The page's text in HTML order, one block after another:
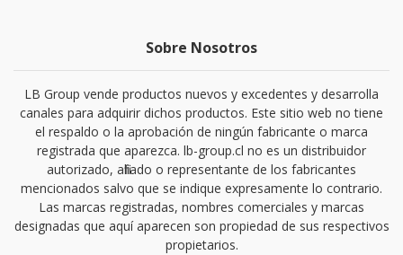
Sobre Nosotros
LB Group vende productos nuevos y excedentes y desarrolla
canales para adquirir dichos productos. Este sitio web no tiene
el respaldo o la aprobación de ningún fabricante o marca
registrada que aparezca. lb-group.cl no es un distribuidor
autorizado, afiliado o representante de los fabricantes
mencionados salvo que se indique expresamente lo contrario.
Las marcas registradas, nombres comerciales y marcas
designadas que aquí aparecen son propiedad de sus respectivos
propietarios.